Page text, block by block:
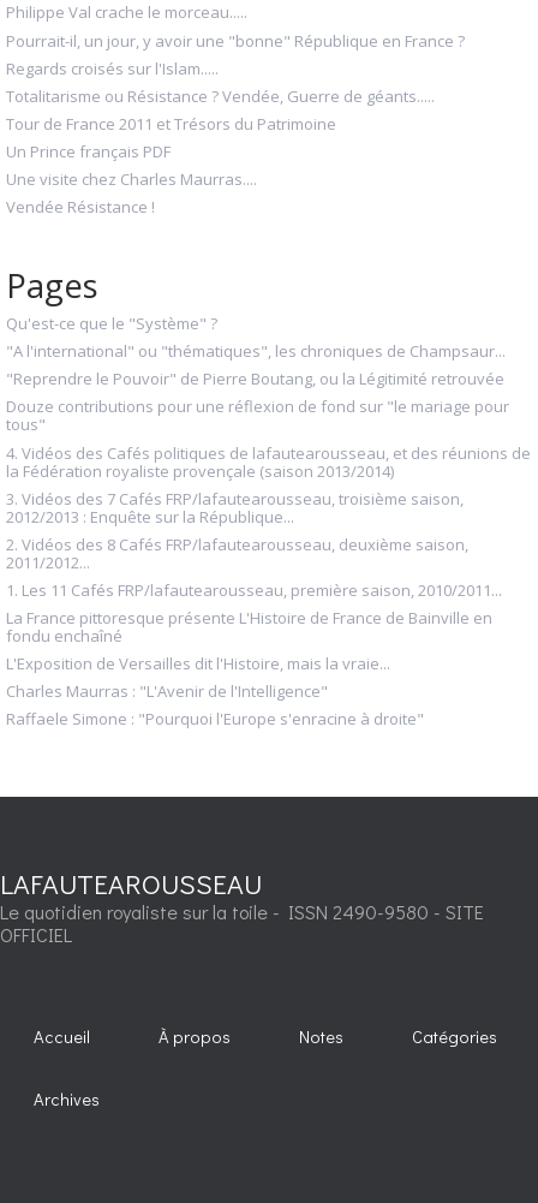
Philippe Val crache le morceau.....
Pourrait-il, un jour, y avoir une "bonne" République en France ?
Regards croisés sur l'Islam.....
Totalitarisme ou Résistance ? Vendée, Guerre de géants.....
Tour de France 2011 et Trésors du Patrimoine
Un Prince français PDF
Une visite chez Charles Maurras....
Vendée Résistance !
Pages
Qu'est-ce que le "Système" ?
"A l'international" ou "thématiques", les chroniques de Champsaur...
"Reprendre le Pouvoir" de Pierre Boutang, ou la Légitimité retrouvée
Douze contributions pour une réflexion de fond sur "le mariage pour
tous"
4. Vidéos des Cafés politiques de lafautearousseau, et des réunions de
la Fédération royaliste provençale (saison 2013/2014)
3. Vidéos des 7 Cafés FRP/lafautearousseau, troisième saison,
2012/2013 : Enquête sur la République...
2. Vidéos des 8 Cafés FRP/lafautearousseau, deuxième saison,
2011/2012...
1. Les 11 Cafés FRP/lafautearousseau, première saison, 2010/2011...
La France pittoresque présente L'Histoire de France de Bainville en
fondu enchaîné
L'Exposition de Versailles dit l'Histoire, mais la vraie...
Charles Maurras : "L'Avenir de l'Intelligence"
Raffaele Simone : "Pourquoi l'Europe s'enracine à droite"
LAFAUTEAROUSSEAU
Le quotidien royaliste sur la toile - ISSN 2490-9580 - SITE
OFFICIEL
Accueil À propos Notes Catégories
Archives